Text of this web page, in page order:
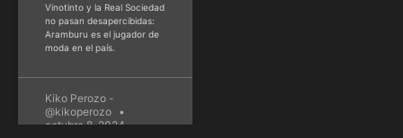
Vinotinto y la Real Sociedad
no pasan desapercibidas:
Aramburu es el jugador de
moda en el país.
Kiko Perozo -
@kikoperozo
octubre 8, 2024